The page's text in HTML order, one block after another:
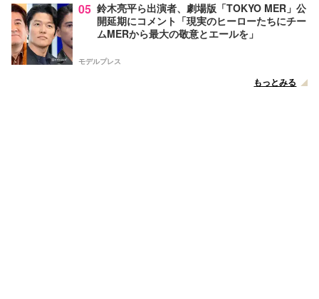
05 鈴木亮平ら出演者、劇場版「TOKYO MER」公
開延期にコメント「現実のヒーローたちにチー
ムMERから最大の敬意とエールを」
モデルプレス
もっとみる